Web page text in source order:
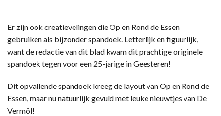
Er zijn ook creatievelingen die Op en Rond de Essen
gebruiken als bijzonder spandoek. Letterlijk en figuurlijk,
want de redactie van dit blad kwam dit prachtige originele
spandoek tegen voor een 25-jarige in Geesteren!
Dit opvallende spandoek kreeg de layout van Op en Rond de
Essen, maar nu natuurlijk gevuld met leuke nieuwtjes van De
Vermöl!